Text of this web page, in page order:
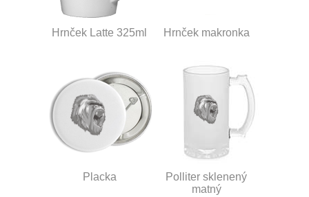
Hrnček Latte 325ml Hrnček makronka
Placka
Polliter sklenený
matný